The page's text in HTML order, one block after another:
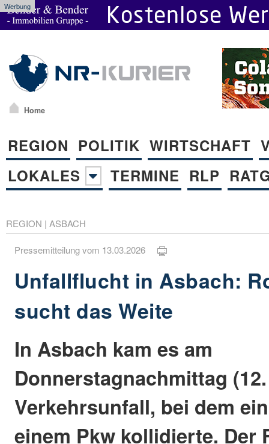
Werbung
Home
REGION POLITIK WIRTSCHAFT
LOKALES
TERMINE RLP
REGION | ASBACH
Pressemitteilung vom 13.03.2026
Unfallflucht in Asbach:
sucht das Weite
In Asbach kam es am
Donnerstagnachmittag
Verkehrsunfall, bei dem
einem Pkw kollidierte. Der